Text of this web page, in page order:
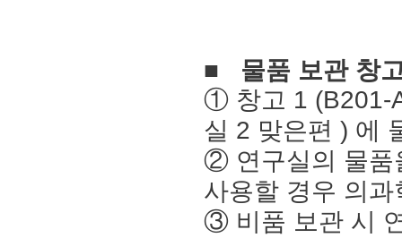
■ 물품 보관 창
① 창고 1 (B201-
실 2 맞은편 ) 에
② 연구실의 물
사용할 경우 의과
③ 비품 보관 시